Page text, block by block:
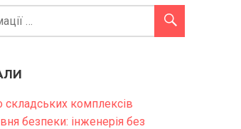
складських комплексів
безпеки: інженерія без